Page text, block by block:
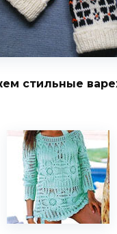
стильные